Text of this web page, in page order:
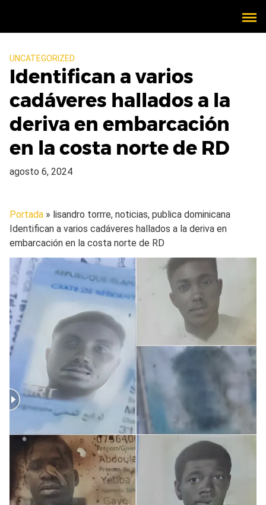
UNCATEGORIZED
Identifican a varios
cadáveres hallados a la
deriva en embarcación
en la costa norte de RD
agosto 6, 2024
Portada » lisandro torrre, noticias, publica dominicana
Identifican a varios cadáveres hallados a la deriva en
embarcación en la costa norte de RD